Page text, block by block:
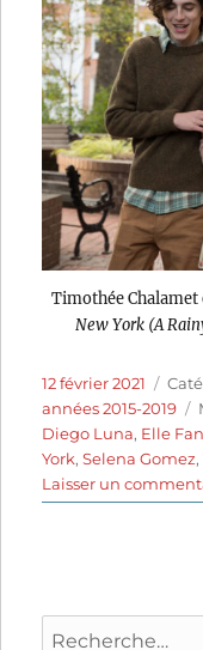
Timothée
New York (A
Publié
le
12 février 2021
années 2015-2019
Diego Luna, Elle
York,Selena Gomez,
Laisser un
Recherche